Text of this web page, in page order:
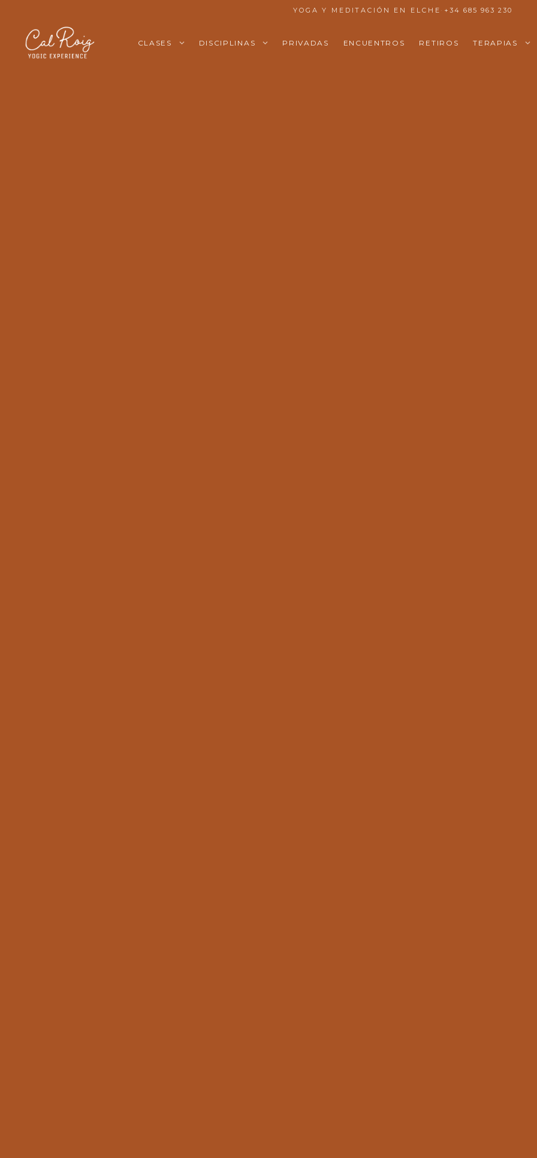
YOGA Y MEDITACIÓN EN ELCHE · +34 685 963 230
CLASES DISCIPLINAS PRIVADAS ENCUENTROS RETIROS TERAPIAS